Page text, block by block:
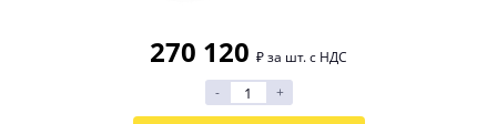
270 120 ₽ за шт. с НДС
-
+